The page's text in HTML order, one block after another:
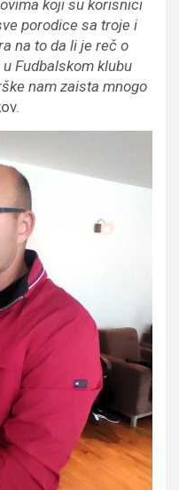
koji su korisnici
porodice sa troje i
na to da li je reč o
Fudbalskom klubu
nam zaista mnogo